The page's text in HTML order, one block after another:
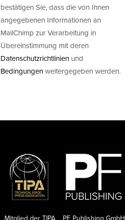
bestätigen Sie, dass die von Ihnen
angegebenen Informationen an
MailChimp zur Verarbeitung in
Übereinstimmung mit deren
Datenschutzrichtlinien und
Bedingungenweitergegeben werden.
PF Publishing GmbH
Mitglied der TIPA